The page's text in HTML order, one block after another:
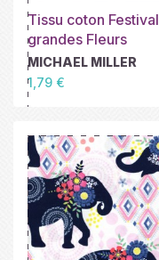
Tissu coton Festival
grandes Fleurs
MICHAEL MILLER
Prix
1,79 €